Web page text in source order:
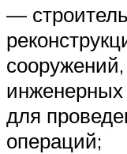
—
инженерных
для
операций;